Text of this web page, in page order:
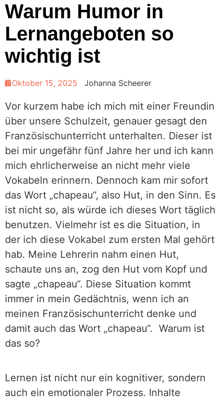
Warum Humor in
Lernangeboten so
wichtig ist
Oktober 15, 2025 Johanna Scheerer
Vor kurzem habe ich mich mit einer Freundin
über unsere Schulzeit, genauer gesagt den
Französischunterricht unterhalten. Dieser ist
bei mir ungefähr fünf Jahre her und ich kann
mich ehrlicherweise an nicht mehr viele
Vokabeln erinnern. Dennoch kam mir sofort
das Wort „chapeau“, also Hut, in den Sinn. Es
ist nicht so, als würde ich dieses Wort täglich
benutzen. Vielmehr ist es die Situation, in
der ich diese Vokabel zum ersten Mal gehört
hab. Meine Lehrerin nahm einen Hut,
schaute uns an, zog den Hut vom Kopf und
sagte „chapeau“. Diese Situation kommt
immer in mein Gedächtnis, wenn ich an
meinen Französischunterricht denke und
damit auch das Wort „chapeau“. Warum ist
das so?
Lernen ist nicht nur ein kognitiver, sondern
auch ein emotionaler Prozess. Inhalte